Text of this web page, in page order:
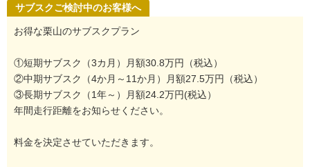
サブスクご検討中のお客様へ
お得な栗山のサブスクプラン
①短期サブスク（3カ月）月額30.8万円（税込）
②中期サブスク（4か月～11か月）月額27.5万円（税込）
③長期サブスク（1年～）月額24.2万円(税込）
年間走行距離をお知らせください。
料金を決定させていただきます。